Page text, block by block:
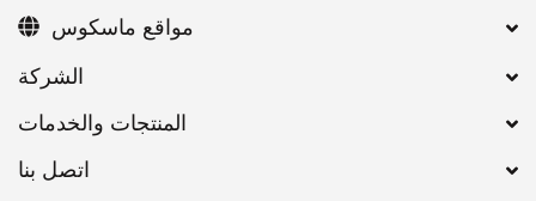
اتصل بنا
مواقع ماسكوس